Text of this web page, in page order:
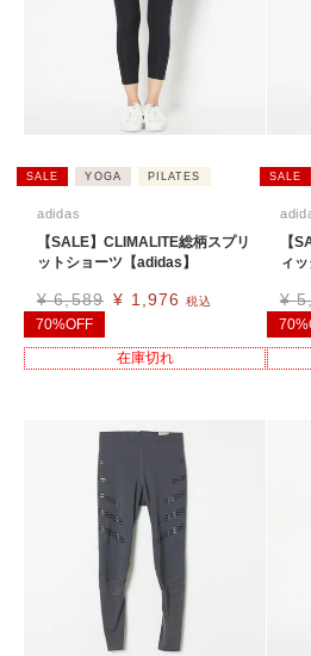
SALE YOGA PILATES
adidas
【SALE】CLIMALITE総柄スプリ
ットショーツ【adidas】
¥ 6,589 ¥ 1,976 税込
70%OFF
在庫切れ
SALE
【
ィ
¥